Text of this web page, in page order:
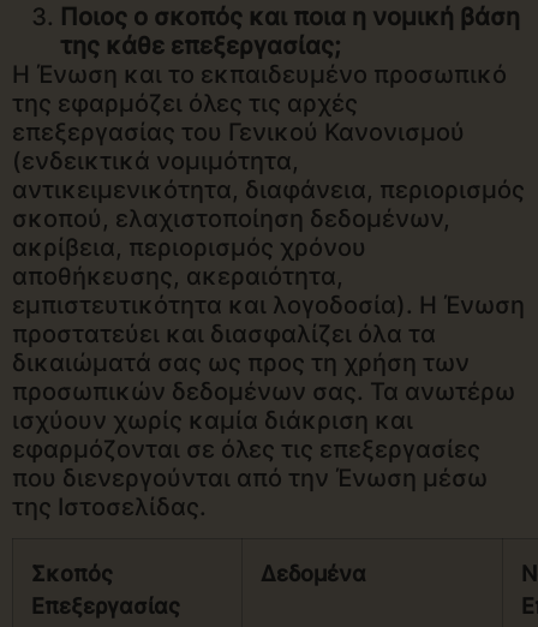
Ποιος ο σκοπός και ποια η νομική βάση
της κάθε επεξεργασίας;
Η Ένωση και το εκπαιδευμένο προσωπικό
της εφαρμόζει όλες τις αρχές
επεξεργασίας του Γενικού Κανονισμού
(ενδεικτικά νομιμότητα,
αντικειμενικότητα, διαφάνεια, περιορισμός
σκοπού, ελαχιστοποίηση δεδομένων,
ακρίβεια, περιορισμός χρόνου
αποθήκευσης, ακεραιότητα,
εμπιστευτικότητα και λογοδοσία). Η Ένωση
προστατεύει και διασφαλίζει όλα τα
δικαιώματά σας ως προς τη χρήση των
προσωπικών δεδομένων σας. Τα ανωτέρω
ισχύουν χωρίς καμία διάκριση και
εφαρμόζονται σε όλες τις επεξεργασίες
που διενεργούνται από την Ένωση μέσω
της Ιστοσελίδας.
Σκοπός
Επεξεργασίας
Δεδομένα